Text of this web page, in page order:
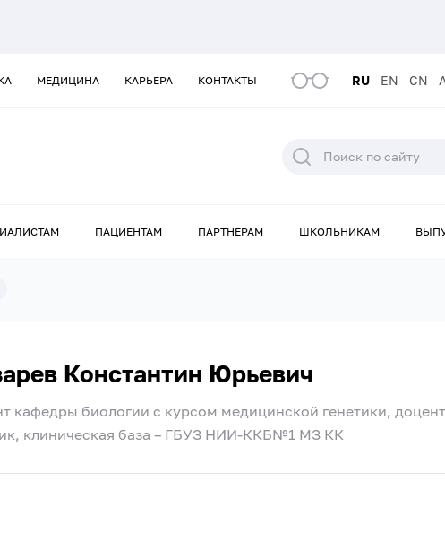
МЕДИЦИНА КАРЬЕРА КОНТАКТЫ RU EN CN
ПАЦИЕНТАМ ПАРТНЕРАМ ШКОЛЬНИКАМ
Константин Юрьевич
кафедры биологии с курсом медицинской генетики,
клиническая база – ГБУЗ НИИ-ККБ№1 МЗ КК